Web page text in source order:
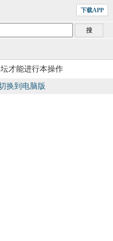
下载APP
才能进行本操作
换到电脑版